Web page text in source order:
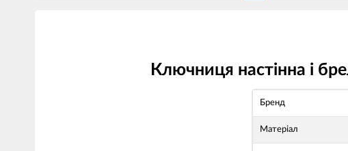
Ключниця настінна і
Бренд
Матеріал